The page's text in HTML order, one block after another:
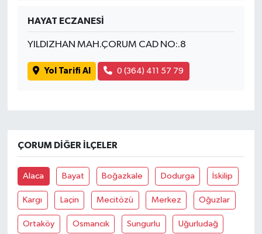
HAYAT ECZANESİ
YILDIZHAN MAH.ÇORUM CAD NO:.8
Yol Tarifi Al 0 (364) 411 57 79
ÇORUM DIĞER İLÇELER
Alaca Bayat Boğazkale Dodurga İskilip
Kargı Laçin Mecitözü Merkez Oğuzlar
Ortaköy Osmancık Sungurlu Uğurludağ